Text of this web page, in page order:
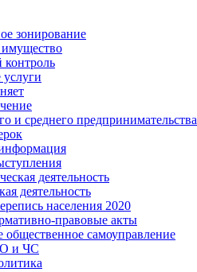
зонирование
и среднего предпринимательства
деятельность
деятельность
населения 2020
правовые акты
общественное самоуправление
и ЧС